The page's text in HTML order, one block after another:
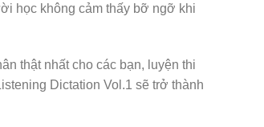
học không cảm thấy bỡ ngỡ khi
thật nhất cho các bạn, luyện thi
Dictation Vol.1 sẽ trở thành